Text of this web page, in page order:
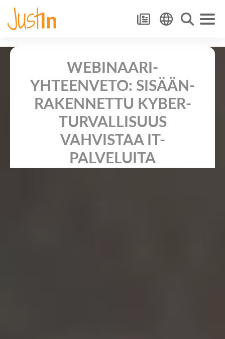
WEBINAARI­­
YHTEENVETO: SISÄÄN­
RAKENNETTU KYBER­
TURVALLISUUS
VAHVISTAA IT-
PALVELUITA